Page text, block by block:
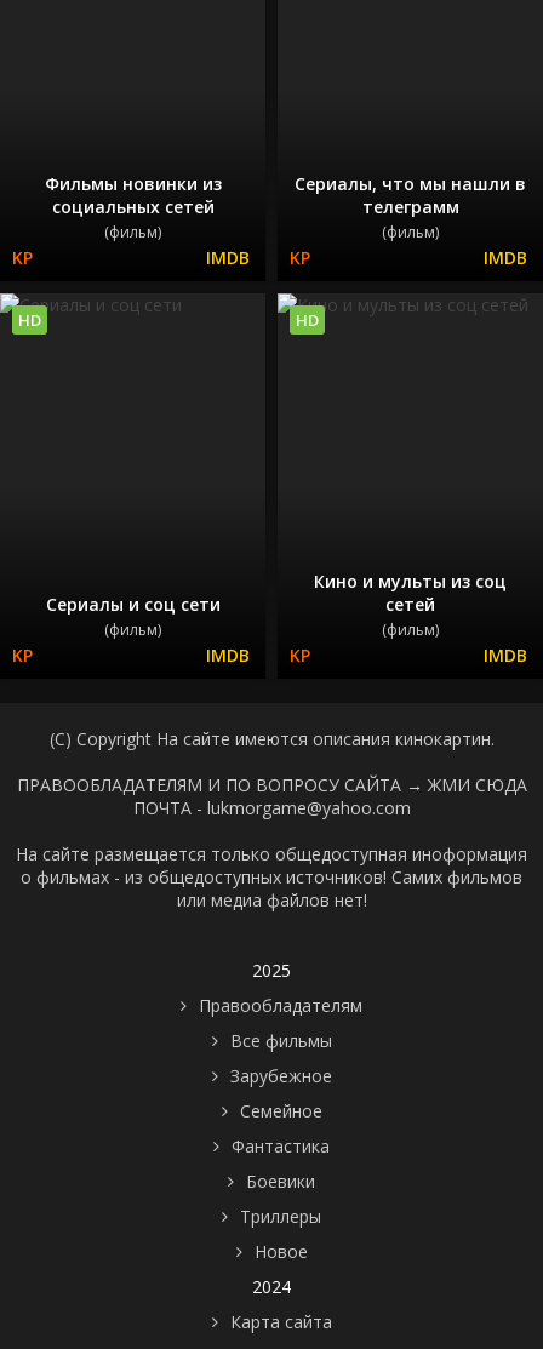
Фильмы новинки из
социальных сетей
(фильм)
Сериалы, что мы нашли в
телеграмм
(фильм)
Сериалы и соц сети
(фильм)
HD
Кино и мульты из соц
сетей
(фильм)
HD
(C) Copyright На сайте имеются описания кинокартин.
ПРАВООБЛАДАТЕЛЯМ И ПО ВОПРОСУ САЙТА → ЖМИ СЮДА
ПОЧТА - lukmorgame@yahoo.com
На сайте размещается только общедоступная иноформация
о фильмах - из общедоступных источников! Самих фильмов
или медиа файлов нет!
2025
Правообладателям
Все фильмы
Зарубежное
Семейное
Фантастика
Боевики
Триллеры
Новое
2024
Карта сайта